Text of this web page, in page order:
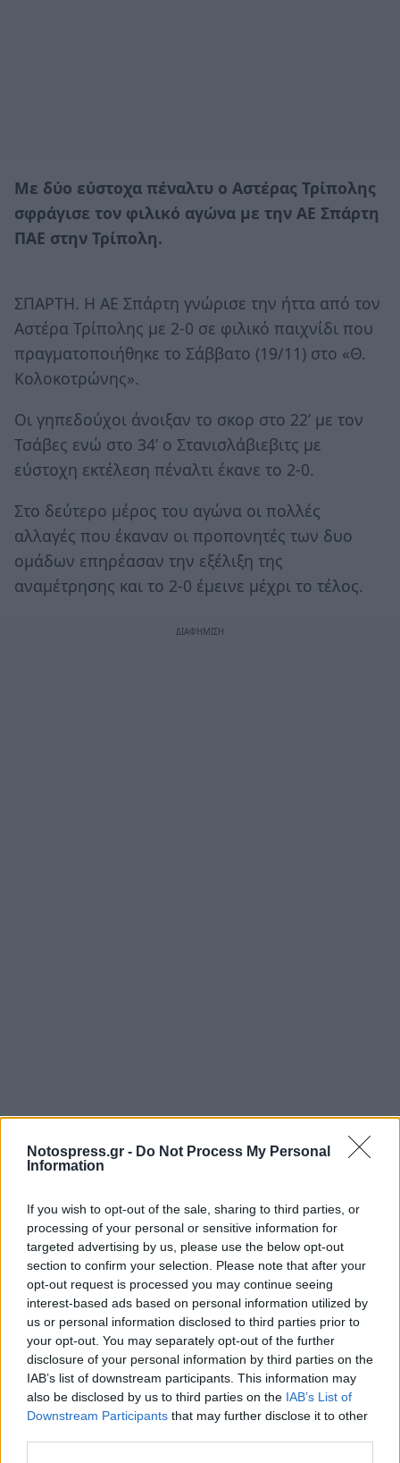
Notospress.gr - Do Not Process My Personal
Information
If you wish to opt-out of the sale, sharing to third parties, or
processing of your personal or sensitive information for
targeted advertising by us, please use the below opt-out
section to confirm your selection. Please note that after your
opt-out request is processed you may continue seeing
interest-based ads based on personal information utilized by
us or personal information disclosed to third parties prior to
your opt-out. You may separately opt-out of the further
disclosure of your personal information by third parties on the
IAB’s list of downstream participants. This information may
also be disclosed by us to third parties on the IAB’s List of
Downstream Participants that may further disclose it to other
Με δύο εύστοχα πέναλτυ ο Αστέρας Τρίπολης
σφράγισε τον φιλικό αγώνα με την ΑΕ Σπάρτη
ΠΑΕ στην Τρίπολη.
ΣΠΑΡΤΗ. Η ΑΕ Σπάρτη γνώρισε την ήττα από τον
Αστέρα Τρίπολης με 2-0 σε φιλικό παιχνίδι που
πραγματοποιήθηκε το Σάββατο (19/11) στο «Θ.
Κολοκοτρώνης».
Οι γηπεδούχοι άνοιξαν το σκορ στο 22’ με τον
Τσάβες ενώ στο 34’ ο Στανισλάβιεβιτς με
εύστοχη εκτέλεση πέναλτι έκανε το 2-0.
Στο δεύτερο μέρος του αγώνα οι πολλές
αλλαγές που έκαναν οι προπονητές των δυο
ομάδων επηρέασαν την εξέλιξη της
αναμέτρησης και το 2-0 έμεινε μέχρι το τέλος.
ΑΣΤΕΡΑΣ ΤΡΙΠΟΛΗΣ:Κοζίτσκι, Ευαγγέλου,
Μπέρτος, Δημούτσος, Ιγκλέσιας, Τσιλιανίδης,
Στανισάβλιεβιτς, Γιαννούλης, Κώτσιρας,
Ιωαννίδης, Τσάβες. Στο δεύτερο ημίχρονο
έπαιξαν και οι: Αθανασιάδης, Κυριακόπουλος,
Ντουντού, Μακροστέργιος, Χαμντανί, Ιγκόρ,
Τσουκαλάς, Μάσα, Νίκο Φερνάντεθ, Καλτσάς,
Συρεγγέλας.